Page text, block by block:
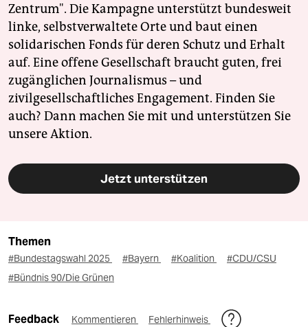
Zentrum". Die Kampagne unterstützt bundesweit
linke, selbstverwaltete Orte und baut einen
solidarischen Fonds für deren Schutz und Erhalt
auf. Eine offene Gesellschaft braucht guten, frei
zugänglichen Journalismus – und
zivilgesellschaftliches Engagement. Finden Sie
auch? Dann machen Sie mit und unterstützen Sie
unsere Aktion.
Jetzt unterstützen
Themen
#Bundestagswahl 2025 #Bayern #Koalition
#CDU/CSU
#Bündnis 90/Die Grünen
Feedback Kommentieren Fehlerhinweis